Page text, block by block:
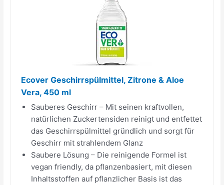
Ecover Geschirrspülmittel, Zitrone & Aloe
Vera, 450 ml
Sauberes Geschirr – Mit seinen kraftvollen,
natürlichen Zuckertensiden reinigt und entfettet
das Geschirrspülmittel gründlich und sorgt für
Geschirr mit strahlendem Glanz
Saubere Lösung – Die reinigende Formel ist
vegan friendly, da pflanzenbasiert, mit diesen
Inhaltsstoffen auf pflanzlicher Basis ist das